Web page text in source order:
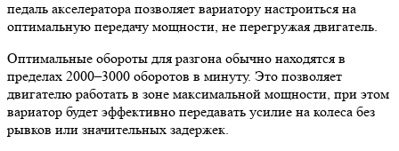
педаль акселератора позволяет вариатору настроиться на
оптимальную передачу мощности, не перегружая двигатель.
Оптимальные обороты для разгона обычно находятся в
пределах 2000–3000 оборотов в минуту. Это позволяет
двигателю работать в зоне максимальной мощности, при этом
вариатор будет эффективно передавать усилие на колеса без
рывков или значительных задержек.